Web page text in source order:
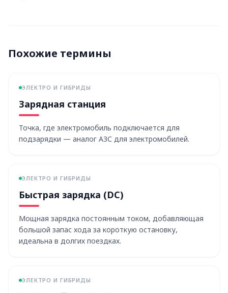
Похожие термины
ЭЛЕКТРО И ГИБРИДЫ
Зарядная станция
Точка, где электромобиль подключается для
подзарядки — аналог АЗС для электромобилей.
ЭЛЕКТРО И ГИБРИДЫ
Быстрая зарядка (DC)
Мощная зарядка постоянным током, добавляющая
большой запас хода за короткую остановку,
идеальна в долгих поездках.
ЭЛЕКТРО И ГИБРИДЫ